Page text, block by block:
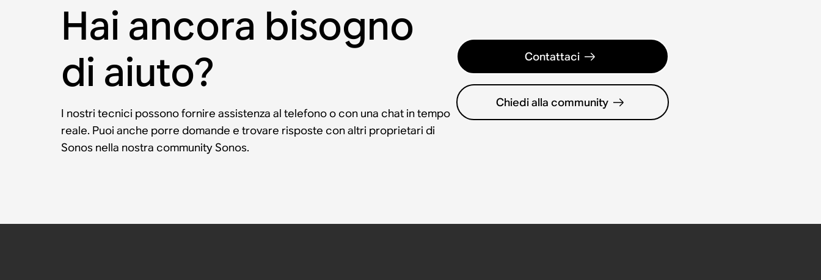
Hai ancora bisogno
di aiuto?
I nostri tecnici possono fornire assistenza al telefono o con una chat in tempo
reale. Puoi anche porre domande e trovare risposte con altri proprietari di
Sonos nella nostra community Sonos.
Contattaci
Chiedi alla community